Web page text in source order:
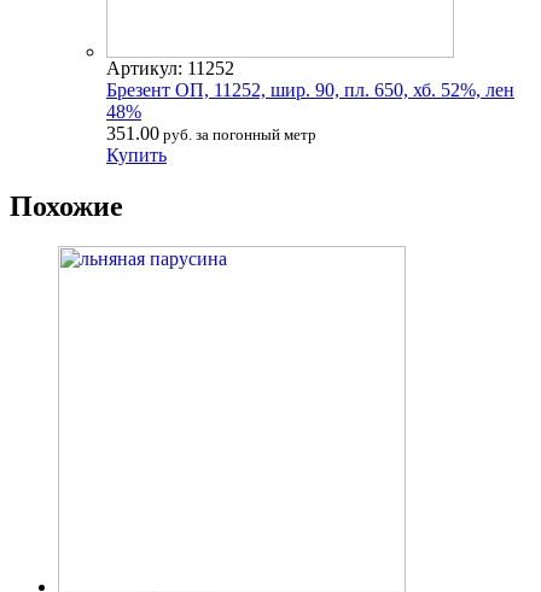
Артикул: 11252
Брезент ОП, 11252, шир. 90, пл. 650, хб. 52%, лен
48%
351.00 руб. за погонный метр
Купить
Похожие